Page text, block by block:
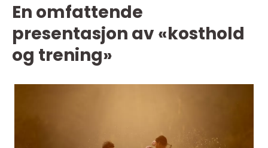
En omfattende
presentasjon av «kosthold
og trening»